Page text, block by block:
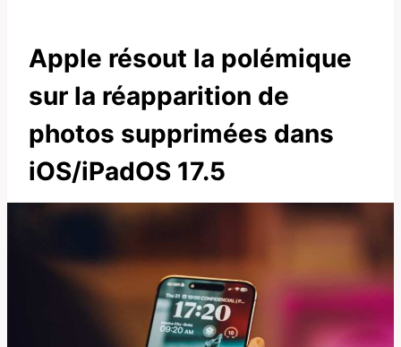
Apple résout la polémique
sur la réapparition de
photos supprimées dans
iOS/iPadOS 17.5